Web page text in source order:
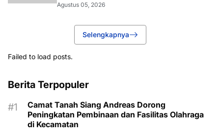
Agustus 05, 2026
Selengkapnya
Failed to load posts.
Berita Terpopuler
Camat Tanah Siang Andreas Dorong
Peningkatan Pembinaan dan Fasilitas Olahraga
di Kecamatan